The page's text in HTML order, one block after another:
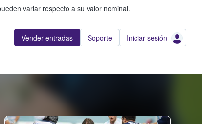
variar respecto a su valor nominal.
Vender entradas Soporte Iniciar sesión